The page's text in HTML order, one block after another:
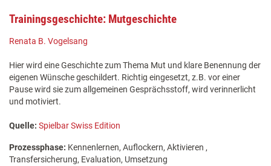
Trainingsgeschichte: Mutgeschichte
Renata B. Vogelsang
Hier wird eine Geschichte zum Thema Mut und klare Benennung der
eigenen Wünsche geschildert. Richtig eingesetzt, z.B. vor einer
Pause wird sie zum allgemeinen Gesprächsstoff, wird verinnerlicht
und motiviert.
Quelle: Spielbar Swiss Edition
Prozessphase: Kennenlernen, Auflockern, Aktivieren ,
Transfersicherung, Evaluation, Umsetzung